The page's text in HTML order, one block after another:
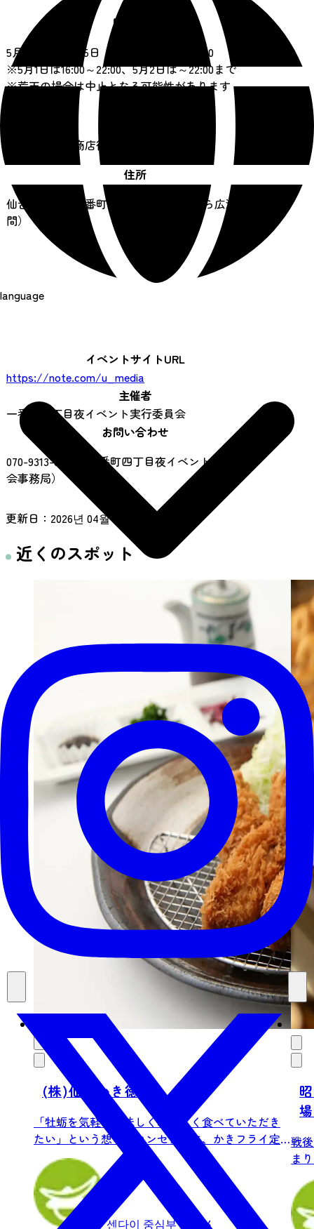
language
開催日時
5月1日（金）～5日（火・祝）11:00～21:00
※5月1日は16:00～22:00、5月2日は～22:00まで
※荒天の場合は中止となる可能性があります
一番町四丁目商店街
住所
仙台市青葉区一番町4丁目（定禅寺通から広瀬通の
間）
イベントサイトURL
https://note.com/u_media
主催者
一番町四丁目夜イベント実行委員会
お問い合わせ
070-9313-0856（一番町四丁目夜イベント実行委員
会事務局）
更新日： 2026년 04월 28일
近くのスポット
(株)仙台かき徳
「牡蛎を気軽に美味しく、楽しく食べていただき
たい」という想いをコンセプトに、かきフライ定
食をは...
센다이 중심부グルメ
戦
ま
女